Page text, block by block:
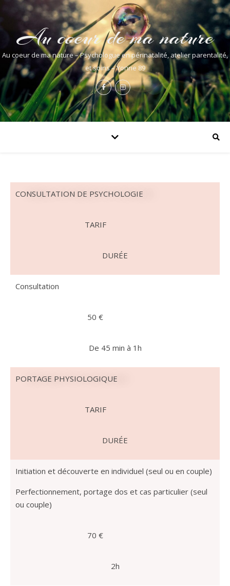
Au coeur de ma nature
Au coeur de ma nature – Psychologue en périnatalité, atelier parentalité,
et soins – Yonne 89
CONSULTATION DE PSYCHOLOGIE
TARIF
DURÉE
Consultation
50 €
De 45 min à 1h
PORTAGE PHYSIOLOGIQUE
TARIF
DURÉE
Initiation et découverte en individuel (seul ou en couple)
Perfectionnement, portage dos et cas particulier (seul
ou couple)
70 €
2h